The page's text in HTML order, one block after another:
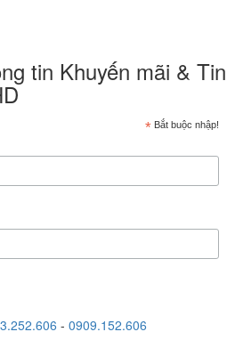
tin Khuyến mãi & Tin
* Bắt buộc nhập!
- 0909.152.606